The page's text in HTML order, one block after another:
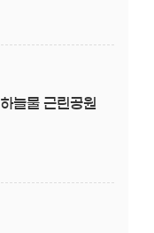
늘물 근린공원